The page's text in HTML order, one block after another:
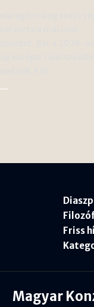
Friss
Magyar